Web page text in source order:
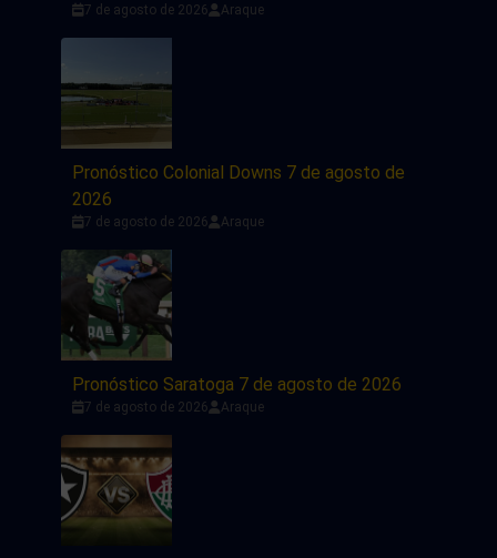
7 de agosto de 2026 Araque
Pronóstico Colonial Downs 7 de agosto de
2026
7 de agosto de 2026 Araque
Pronóstico Saratoga 7 de agosto de 2026
7 de agosto de 2026 Araque